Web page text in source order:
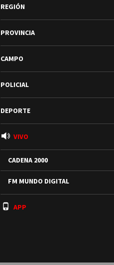
REGIÓN
PROVINCIA
CAMPO
POLICIAL
DEPORTE
VIVO
CADENA 2000
FM MUNDO DIGITAL
APP